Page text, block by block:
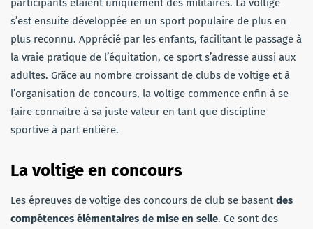
participants étaient uniquement des militaires. La voltige
s’est ensuite développée en un sport populaire de plus en
plus reconnu. Apprécié par les enfants, facilitant le passage à
la vraie pratique de l’équitation, ce sport s’adresse aussi aux
adultes. Grâce au nombre croissant de clubs de voltige et à
l’organisation de concours, la voltige commence enfin à se
faire connaitre à sa juste valeur en tant que discipline
sportive à part entière.
La voltige en concours
Les épreuves de voltige des concours de club se basentdes
compétences élémentaires de mise en selle. Ce sont des